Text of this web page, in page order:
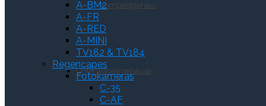
Kompaktgehäuse
Unterwassergehäuse
A-BM2
A-FR
A-RED
A-MINI
TV182 & TV184
Regencapes
Fotokameras
C-35
C-AF